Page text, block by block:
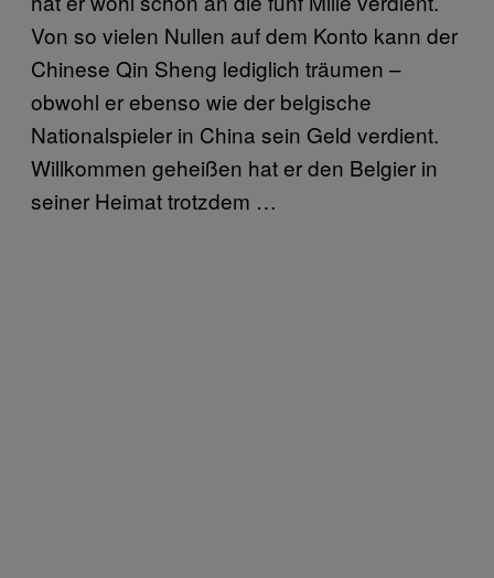
Von so vielen Nullen auf dem Konto kann der
Chinese Qin Sheng lediglich träumen –
obwohl er ebenso wie der belgische
Nationalspieler in China sein Geld verdient.
Willkommen geheißen hat er den Belgier in
seiner Heimat trotzdem …